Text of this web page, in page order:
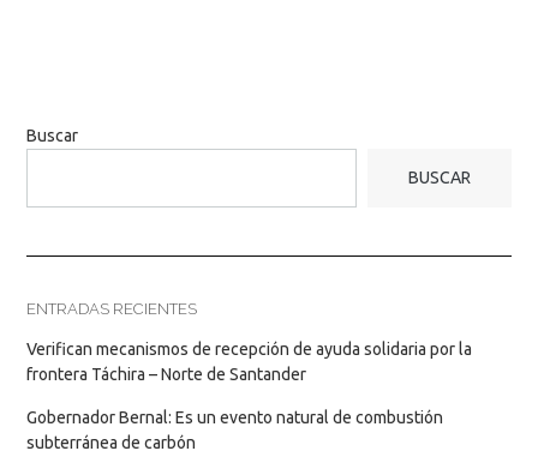
Buscar
BUSCAR
ENTRADAS RECIENTES
Verifican mecanismos de recepción de ayuda solidaria por la
frontera Táchira – Norte de Santander
Gobernador Bernal: Es un evento natural de combustión
subterránea de carbón